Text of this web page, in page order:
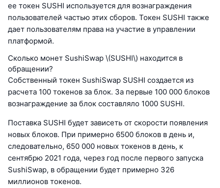
ее токен SUSHI используется для вознаграждения
пользователей частью этих сборов. Токен SUSHI также
дает пользователям права на участие в управлении
платформой.
Сколько монет SushiSwap \(SUSHI\) находится в
обращении?
Собственный токен SushiSwap SUSHI создается из
расчета 100 токенов за блок. За первые 100 000 блоков
вознаграждение за блок составляло 1000 SUSHI.
Поставка SUSHI будет зависеть от скорости появления
новых блоков. При примерно 6500 блоков в день и,
следовательно, 650 000 новых токенов в день, к
сентябрю 2021 года, через год после первого запуска
SushiSwap, в обращении будет примерно 326
миллионов токенов.